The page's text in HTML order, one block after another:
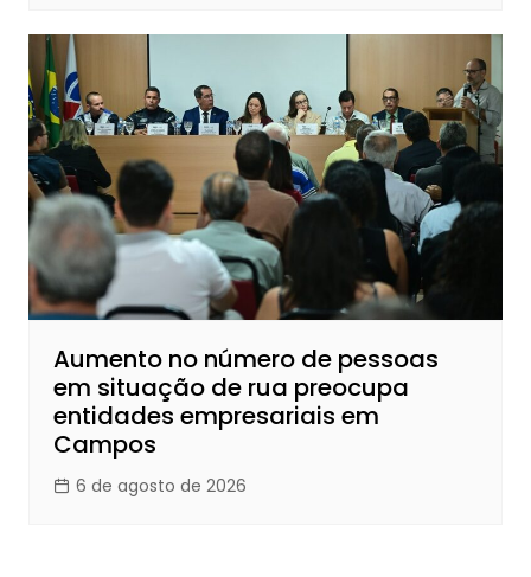
Aumento no número de pessoas
em situação de rua preocupa
entidades empresariais em
Campos
6 de agosto de 2026